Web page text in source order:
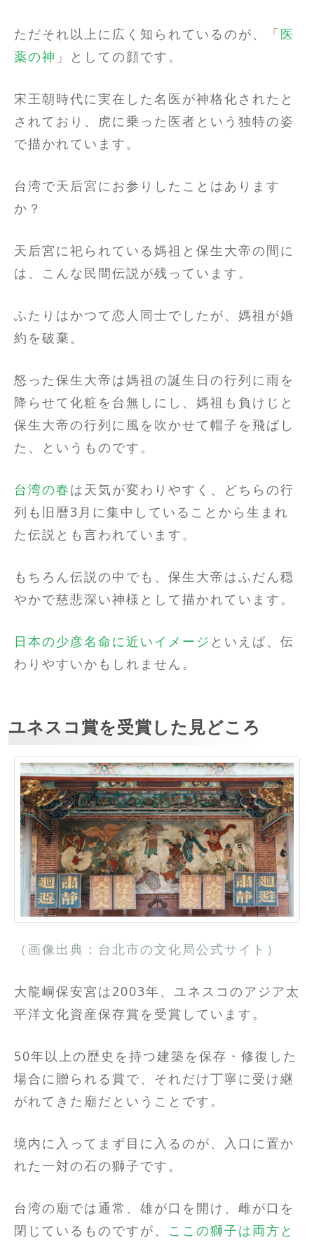
ただそれ以上に広く知られているのが、「 医
薬の神 」としての顔です。
宋王朝時代に実在した名医が神格化されたと
されており、虎に乗った医者という独特の姿
で描かれています。
台湾で天后宮にお参りしたことはあります
か？
天后宮に祀られている媽祖と保生大帝の間に
は、こんな民間伝説が残っています。
ふたりはかつて恋人同士でしたが、媽祖が婚
約を破棄。
怒った保生大帝は媽祖の誕生日の行列に雨を
降らせて化粧を台無しにし、媽祖も負けじと
保生大帝の行列に風を吹かせて帽子を飛ばし
た、というものです。
台湾の春は天気が変わりやすく、どちらの行
列も旧暦3月に集中していることから生まれ
た伝説とも言われています。
もちろん伝説の中でも、保生大帝はふだん穏
やかで慈悲深い神様として描かれています。
日本の少彦名命に近いイメージ といえば、伝
わりやすいかもしれません。
ユネスコ賞を受賞した見どころ
（画像出典：台北市の文化局公式サイト）
大龍峒保安宮は2003年、ユネスコのアジア太
平洋文化資産保存賞を受賞しています。
50年以上の歴史を持つ建築を保存・修復した
場合に贈られる賞で、それだけ丁寧に受け継
がれてきた廟だということです。
境内に入ってまず目に入るのが、入口に置か
れた一対の石の獅子です。
台湾の廟では通常、雄が口を開け、雌が口を
閉じているものですが、 ここの獅子は両方と